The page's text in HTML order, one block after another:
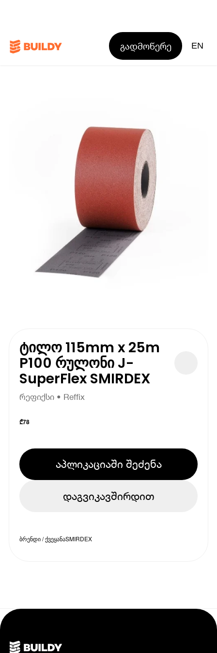
გადმოწერე EN
ტილო 115mm x 25m
P100 რულონი J-
SuperFlex SMIRDEX
რეფიქსი • Reffix
₾78
აპლიკაციაში შეძენა
დაგვიკავშირდით
ბრენდი / ქვეყანაSMIRDEX